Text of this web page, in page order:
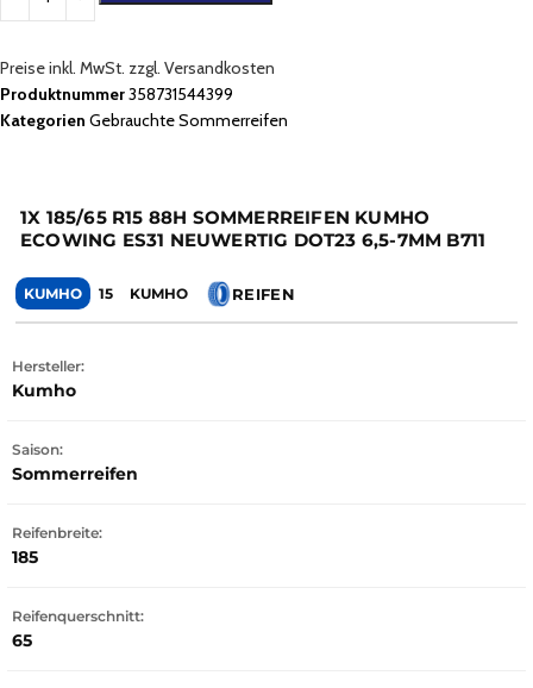
Preise inkl. MwSt. zzgl. Versandkosten
Produktnummer358731544399
Kategorien Gebrauchte Sommerreifen
1X 185/65 R15 88H SOMMERREIFEN KUMHO
ECOWING ES31 NEUWERTIG DOT23 6,5-7MM B711
KUMHO 15 KUMHO REIFEN
Hersteller:
Kumho
Saison:
Sommerreifen
Reifenbreite:
185
Reifenquerschnitt:
65